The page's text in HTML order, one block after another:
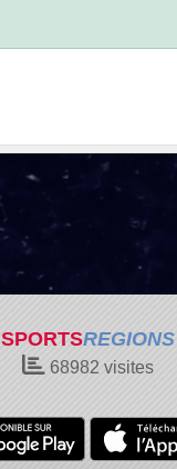
SPORTSREGIONS
68982 visites